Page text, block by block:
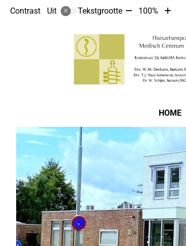
Contrast Uit Tekstgrootte Tekst
10%
100%
Tekst
10%
HOME